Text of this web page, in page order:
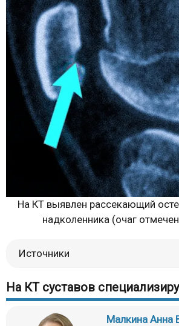
На КТ выявлен рассекающий
надколенника (очаг
Источники
На КТ суставов
Малкина Анна